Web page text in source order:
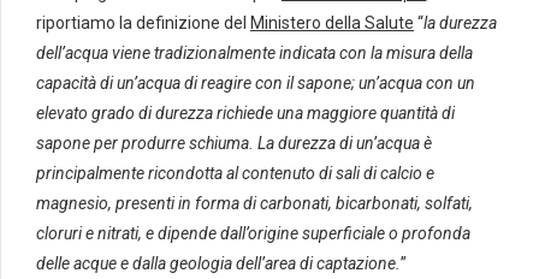
riportiamo la definizione del Ministero della Salute “la durezza
dell’acqua viene tradizionalmente indicata con la misura della
capacità di un’acqua di reagire con il sapone; un’acqua con un
elevato grado di durezza richiede una maggiore quantità di
sapone per produrre schiuma. La durezzadi un’acqua è
principalmente ricondotta al contenuto di sali di calcio e
magnesio, presenti in forma di carbonati, bicarbonati, solfati,
cloruri e nitrati, e dipende dall’origine superficiale o profonda
delle acque e dalla geologia dell’area di captazione.”